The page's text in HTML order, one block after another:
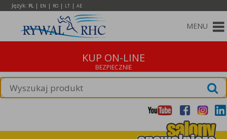
Język: PL | EN | RO | LT | AE
MENU
KUP ON-LINE